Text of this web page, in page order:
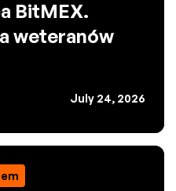
BitMEX.
weteranów
July 24, 2026